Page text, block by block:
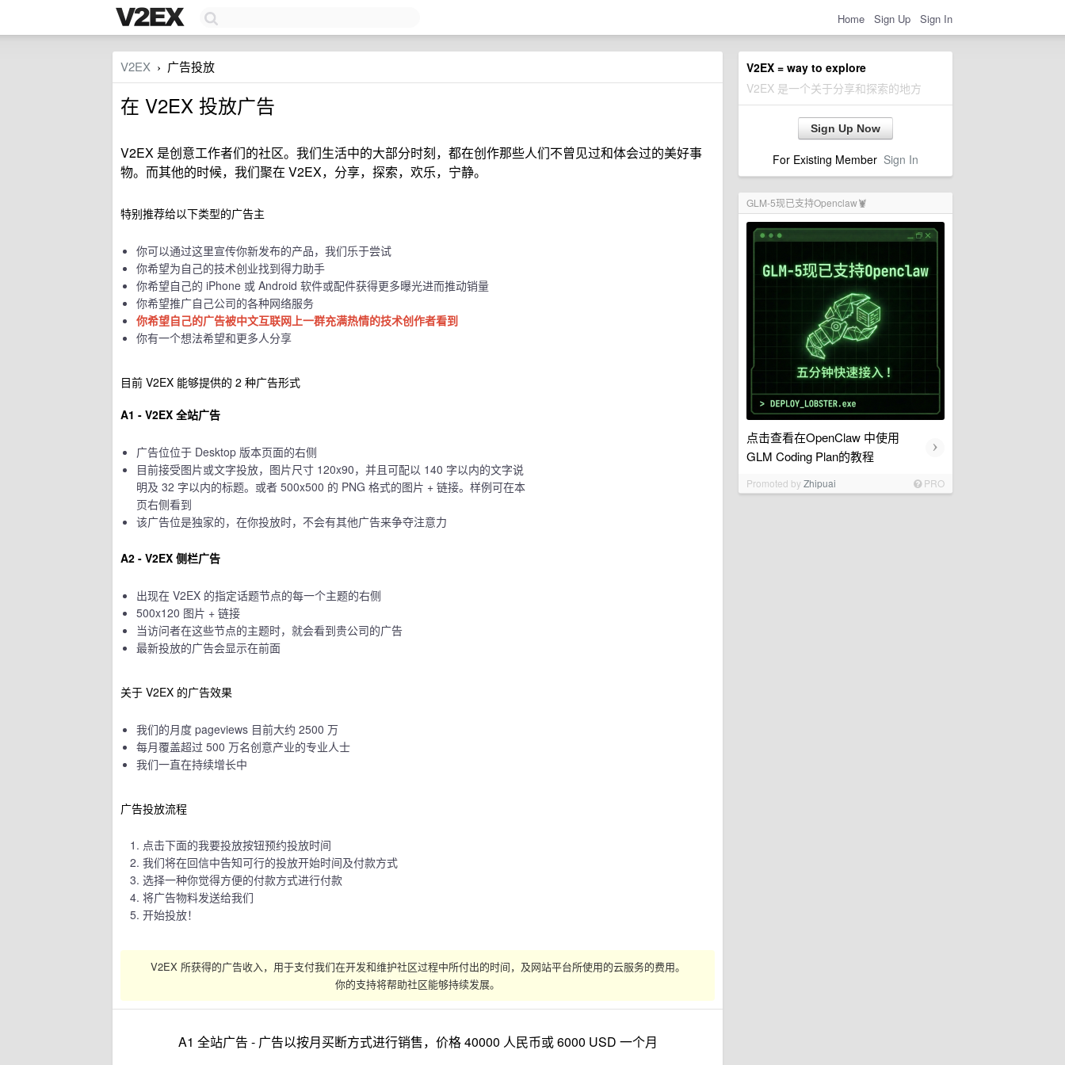
Home Sign Up Sign In
V2EX = way to explore
V2EX 是一个关于分享和探索的地方
Sign Up Now
For Existing Member Sign In
GLM-5现已支持Openclaw🦞
点击查看在OpenClaw 中使用
GLM Coding Plan的教程
›
Promoted byZhipuai PRO
V2EX › 广告投放
在 V2EX 投放广告
V2EX 是创意工作者们的社区。我们生活中的大部分时刻，都在创作那些人们不曾见过和体会过的美好事
物。而其他的时候，我们聚在 V2EX，分享，探索，欢乐，宁静。
特别推荐给以下类型的广告主
你可以通过这里宣传你新发布的产品，我们乐于尝试
你希望为自己的技术创业找到得力助手
你希望自己的 iPhone 或 Android 软件或配件获得更多曝光进而推动销量
你希望推广自己公司的各种网络服务
你希望自己的广告被中文互联网上一群充满热情的技术创作者看到
你有一个想法希望和更多人分享
目前 V2EX 能够提供的 2 种广告形式
A1 - V2EX 全站广告
广告位位于 Desktop 版本页面的右侧
目前接受图片或文字投放，图片尺寸 120x90，并且可配以 140 字以内的文字说
明及 32 字以内的标题。或者 500x500 的 PNG 格式的图片 + 链接。样例可在本
页右侧看到
该广告位是独家的，在你投放时，不会有其他广告来争夺注意力
A2 - V2EX 侧栏广告
出现在 V2EX 的指定话题节点的每一个主题的右侧
500x120 图片 + 链接
当访问者在这些节点的主题时，就会看到贵公司的广告
最新投放的广告会显示在前面
关于 V2EX 的广告效果
我们的月度 pageviews 目前大约 2500 万
每月覆盖超过 500 万名创意产业的专业人士
我们一直在持续增长中
广告投放流程
点击下面的我要投放按钮预约投放时间
我们将在回信中告知可行的投放开始时间及付款方式
选择一种你觉得方便的付款方式进行付款
将广告物料发送给我们
开始投放！
V2EX 所获得的广告收入，用于支付我们在开发和维护社区过程中所付出的时间，及网站平台所使用的云服务的费用。
你的支持将帮助社区能够持续发展。
A1 全站广告 - 广告以按月买断方式进行销售，价格 40000 人民币或 6000 USD 一个月